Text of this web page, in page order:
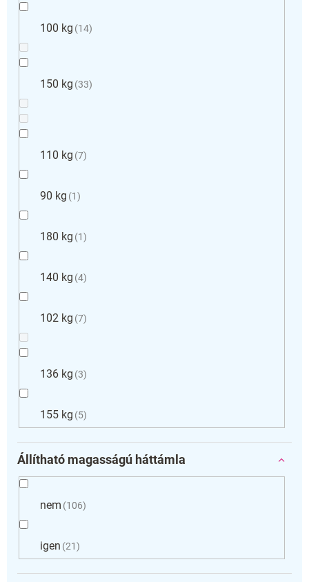
100 kg 14
150 kg 33
110 kg 7
90 kg 1
180 kg 1
140 kg 4
102 kg 7
136 kg 3
155 kg 5
Állítható magasságú háttámla
nem 106
igen 21